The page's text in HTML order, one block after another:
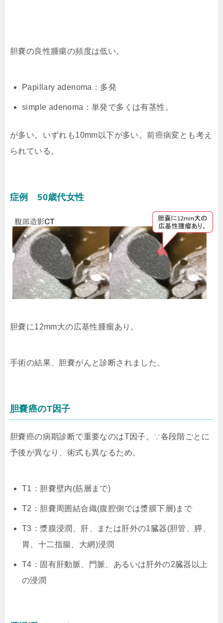
胆嚢の良性腫瘍の頻度は低い。
Papillary adenoma：多発
simple adenoma：単発で多くは有茎性。
が多い。いずれも10mm以下が多い。前癌病変とも考え
られている。
症例 50歳代女性
胆嚢に12mm大の広基性腫瘤あり。
手術の結果、胆嚢がんと診断されました。
胆嚢癌のT因子
胆嚢癌の病期診断で重要なのはT因子。∵各段階ごとに
予後が異なり、術式も異なるため。
T1：胆嚢壁内(筋層まで)
T2：胆嚢周囲結合織(腹腔側では漿膜下層)まで
T3：漿膜浸潤、肝、または肝外の1臓器(胆管、膵、
胃、十二指腸、大網)浸潤
T4：固有肝動脈、門脈、あるいは肝外の2臓器以上
の浸潤